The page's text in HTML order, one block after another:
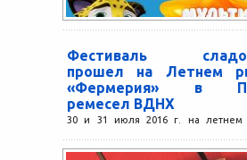
Фестиваль
прошел на Летнем
«Фермерия» в
ремесел ВДНХ
30 и 31 июля 2016 г. на летнем
прошел яркий семейный